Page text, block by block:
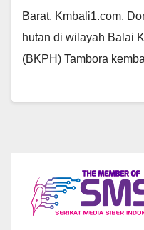
Barat. Kmbali1.com,
hutan di wilayah Balai
(BKPH) Tambora